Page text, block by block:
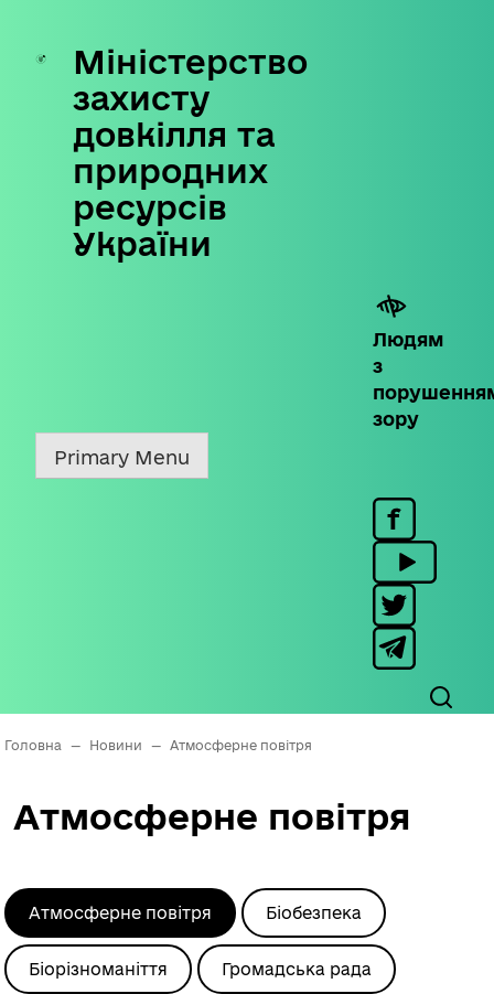
Skip
content
Міністерство
захисту
довкілля та
природних
ресурсів
України
Людям
з
зору
Primary Menu
Головна — Новини — Атмосферне повітря
Атмосферне повітря
Атмосферне повітря Біобезпека
Біорізноманіття Громадська рада